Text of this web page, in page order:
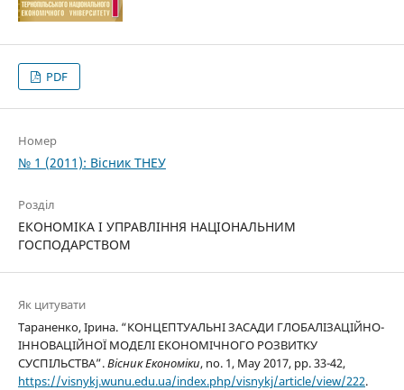
PDF
Номер
№ 1 (2011): Вісник ТНЕУ
Розділ
ЕКОНОМІКА І УПРАВЛІННЯ НАЦІОНАЛЬНИМ
ГОСПОДАРСТВОМ
Як цитувати
Тараненко, Ірина. “КОНЦЕПТУАЛЬНІ ЗАСАДИ ГЛОБАЛІЗАЦІЙНО-
ІННОВАЦІЙНОЇ МОДЕЛІ ЕКОНОМІЧНОГО РОЗВИТКУ
СУСПІЛЬСТВА”.Вісник Економіки, no. 1, May 2017, pp. 33-42,
https://visnykj.wunu.edu.ua/index.php/visnykj/article/view/222.